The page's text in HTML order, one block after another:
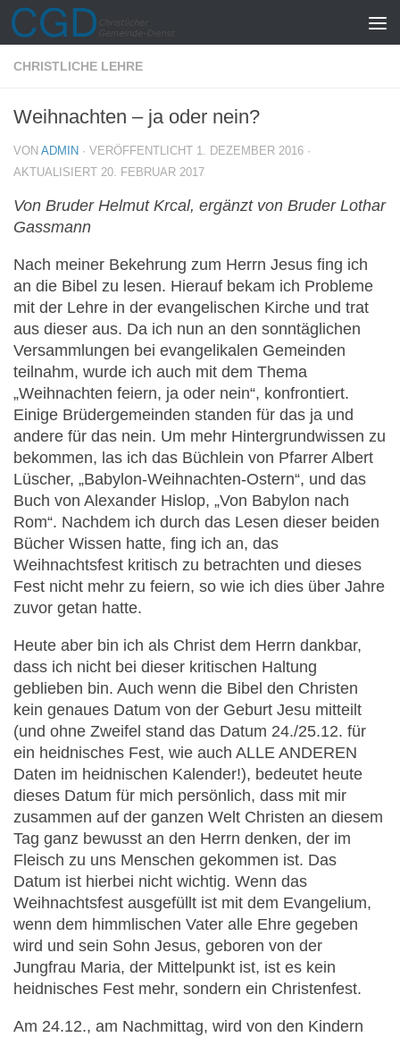
Zum Inhalt springen
CHRISTLICHE LEHRE
Weihnachten – ja oder nein?
VON ADMIN · VERÖFFENTLICHT 1. DEZEMBER 2016 ·
AKTUALISIERT 20. FEBRUAR 2017
Von Bruder Helmut Krcal, ergänzt von Bruder Lothar
Gassmann
Nach meiner Bekehrung zum Herrn Jesus fing ich
an die Bibel zu lesen. Hierauf bekam ich Probleme
mit der Lehre in der evangelischen Kirche und trat
aus dieser aus. Da ich nun an den sonntäglichen
Versammlungen bei evangelikalen Gemeinden
teilnahm, wurde ich auch mit dem Thema
„Weihnachten feiern, ja oder nein“, konfrontiert.
Einige Brüdergemeinden standen für das ja und
andere für das nein. Um mehr Hintergrundwissen zu
bekommen, las ich das Büchlein von Pfarrer Albert
Lüscher, „Babylon-Weihnachten-Ostern“, und das
Buch von Alexander Hislop, „Von Babylon nach
Rom“. Nachdem ich durch das Lesen dieser beiden
Bücher Wissen hatte, fing ich an, das
Weihnachtsfest kritisch zu betrachten und dieses
Fest nicht mehr zu feiern, so wie ich dies über Jahre
zuvor getan hatte.
Heute aber bin ich als Christ dem Herrn dankbar,
dass ich nicht bei dieser kritischen Haltung
geblieben bin. Auch wenn die Bibel den Christen
kein genaues Datum von der Geburt Jesu mitteilt
(und ohne Zweifel stand das Datum 24./25.12. für
ein heidnisches Fest, wie auch ALLE ANDEREN
Daten im heidnischen Kalender!), bedeutet heute
dieses Datum für mich persönlich, dass mit mir
zusammen auf der ganzen Welt Christen an diesem
Tag ganz bewusst an den Herrn denken, der im
Fleisch zu uns Menschen gekommen ist. Das
Datum ist hierbei nicht wichtig. Wenn das
Weihnachtsfest ausgefüllt ist mit dem Evangelium,
wenn dem himmlischen Vater alle Ehre gegeben
wird und sein Sohn Jesus, geboren von der
Jungfrau Maria, der Mittelpunkt ist, ist es kein
heidnisches Fest mehr, sondern ein Christenfest.
Am 24.12., am Nachmittag, wird von den Kindern